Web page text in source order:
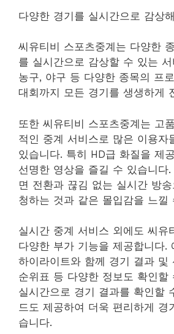
다양한 경기를 실시간으로 감상
씨유티비 스포츠중계는 다양한
를 실시간으로 감상할 수 있는
농구, 야구 등 다양한 종목의 프
대회까지 모든 경기를 생생하게
또한 씨유티비 스포츠중계는 고
적인 중계 서비스로 많은 이용자
있습니다. 특히 HD급 화질을 제
선명한 영상을 즐길 수 있습니다
면 전환과 끊김 없는 실시간 방
청하는 것과 같은 몰입감을 느낄
실시간 중계 서비스 외에도 씨유
다양한 부가 기능을 제공합니다.
하이라이트와 함께 경기 결과 및
순위표 등 다양한 정보도 확인할
실시간으로 경기 결과를 확인할
드도 제공하여 더욱 편리하게 경
습니다.